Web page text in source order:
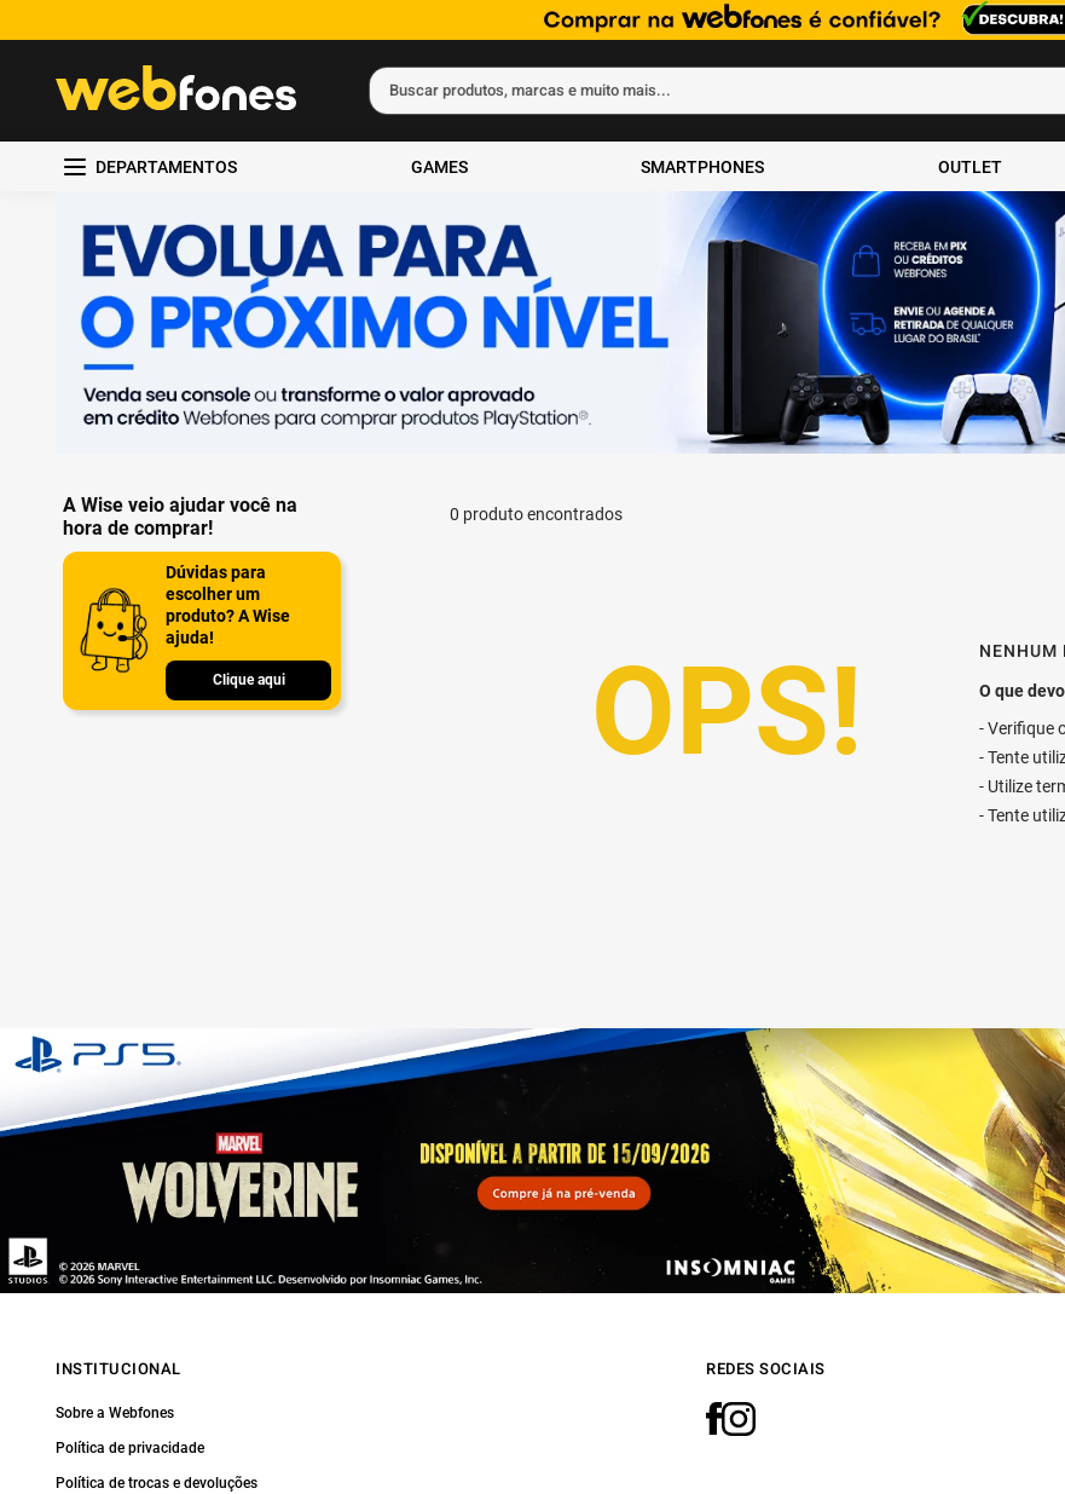
Buscar produtos, marcas e muito mais...
DEPARTAMENTOS GAMES SMARTPHONES OUTLET
A Wise veio ajudar você na
hora de comprar!
Dúvidas para
escolher um
produto? A Wise
ajuda!
Clique aqui
0 produto
NENHUM
Verifique
Tente
Utilize
Tente
INSTITUCIONAL
Sobre a Webfones
Política de privacidade
Política de trocas e devoluções
REDES SOCIAIS
Termos mais buscados
2 º
gift card
3º
ps4
4
smartphone
5º notebook